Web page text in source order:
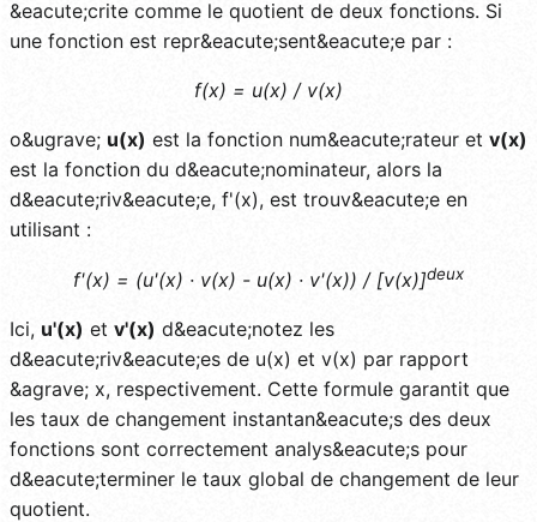
&eacute;crite comme le quotient de deux fonctions. Si
une fonction est repr&eacute;sent&eacute;e par :
f(x) = u(x) / v(x)
o&ugrave; u(x) est la fonction num&eacute;rateur et v(x)
est la fonction du d&eacute;nominateur, alors la
d&eacute;riv&eacute;e, f'(x), est trouv&eacute;e en
utilisant :
f'(x) = (u'(x) · v(x) - u(x) · v'(x)) / [v(x)]deux
Ici, u'(x) et v'(x) d&eacute;notez les
d&eacute;riv&eacute;es de u(x) et v(x) par rapport
&agrave; x, respectivement. Cette formule garantit que
les taux de changement instantan&eacute;s des deux
fonctions sont correctement analys&eacute;s pour
d&eacute;terminer le taux global de changement de leur
quotient.